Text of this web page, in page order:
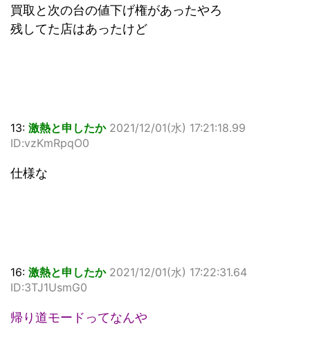
買取と次の台の値下げ権があったやろ
残してた店はあったけど
13: 激熱と申したか 2021/12/01(水) 17:21:18.99
ID:vzKmRpqO0
仕様な
16: 激熱と申したか 2021/12/01(水) 17:22:31.64
ID:3TJ1UsmG0
帰り道モードってなんや